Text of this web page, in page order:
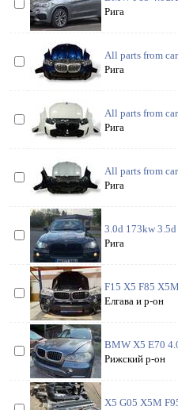
Рига
All parts from
Рига
All parts from
Рига
All parts from
Рига
3.0d 173kw 3.5d
Рига
F15 X5 F85
Елгава и р-он
BMW X5 E70
Рижский р-он
X5 G05 X5M